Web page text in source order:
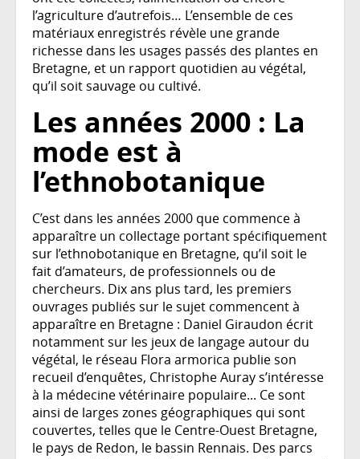
l’agriculture d’autrefois… L’ensemble de ces
matériaux enregistrés révèle une grande
richesse dans les usages passés des plantes en
Bretagne, et un rapport quotidien au végétal,
qu’il soit sauvage ou cultivé.
Les années 2000 : La
mode est à
l’ethnobotanique
C’est dans les années 2000 que commence à
apparaître un collectage portant spécifiquement
sur l’ethnobotanique en Bretagne, qu’il soit le
fait d’amateurs, de professionnels ou de
chercheurs. Dix ans plus tard, les premiers
ouvrages publiés sur le sujet commencent à
apparaître en Bretagne : Daniel Giraudon écrit
notamment sur les jeux de langage autour du
végétal, le réseau Flora armorica publie son
recueil d’enquêtes, Christophe Auray s’intéresse
à la médecine vétérinaire populaire... Ce sont
ainsi de larges zones géographiques qui sont
couvertes, telles que le Centre-Ouest Bretagne,
le pays de Redon, le bassin Rennais. Des parcs